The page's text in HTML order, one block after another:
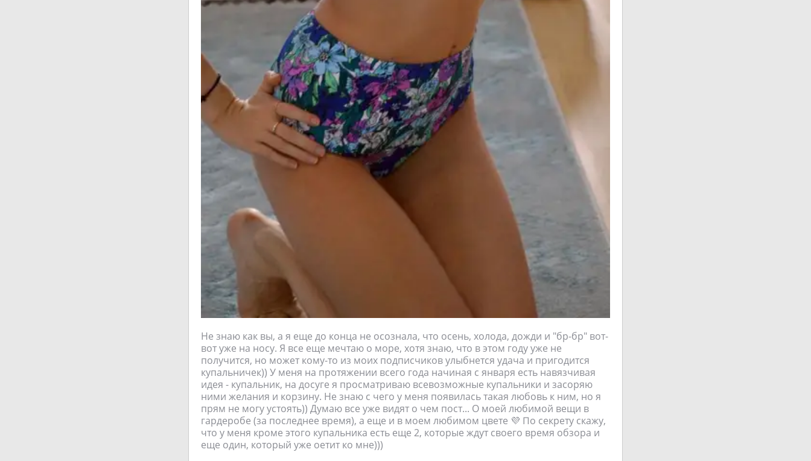
Не знаю как вы, а я еще до конца не осознала, что осень, холода, дожди и "бр-бр" вот-
вот уже на носу. Я все еще мечтаю о море, хотя знаю, что в этом году уже не
получится, но может кому-то из моих подписчиков улыбнется удача и пригодится
купальничек)) У меня на протяжении всего года начиная с января есть навязчивая
идея - купальник, на досуге я просматриваю всевозможные купальники и засоряю
ними желания и корзину. Не знаю с чего у меня появилась такая любовь к ним, но я
прям не могу устоять)) Думаю все уже видят о чем пост... О моей любимой вещи в
гардеробе (за последнее время), а еще и в моем любимом цвете 💜 По секрету скажу,
что у меня кроме этого купальника есть еще 2, которые ждут своего время обзора и
еще один, который уже оетит ко мне)))